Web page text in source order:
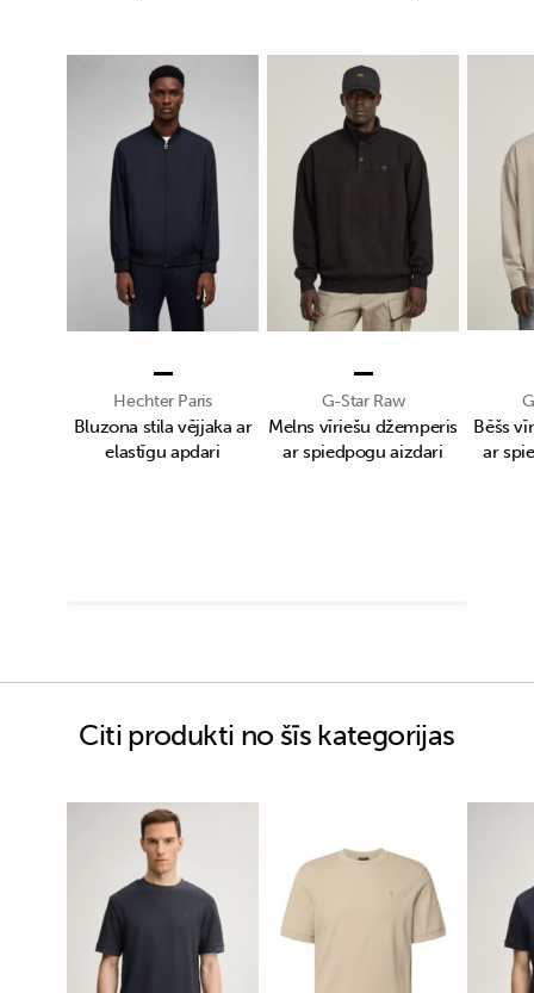
Hechter Paris
Bluzona stila vējjaka ar
elastīgu apdari
G-Star Raw
Melns vīriešu džemperis
ar spiedpogu aizdari
Bēšs
ar
Citi produkti no šīs kategorijas